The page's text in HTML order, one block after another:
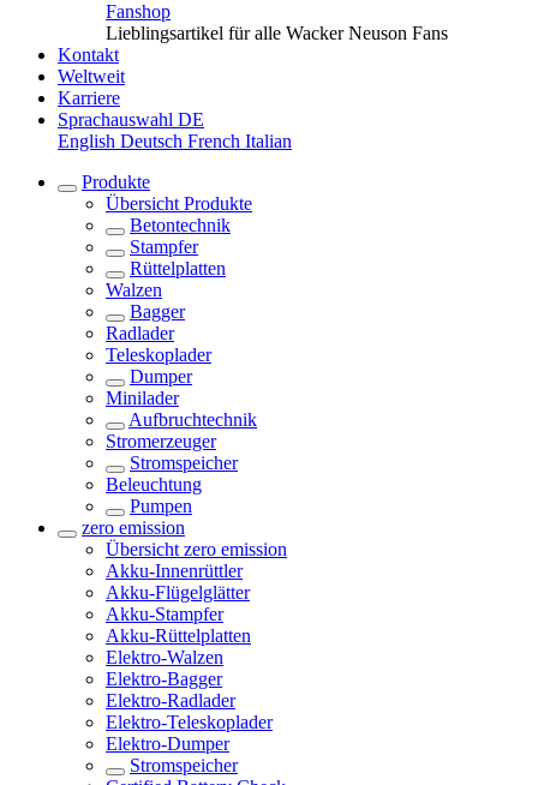
Fanshop
Lieblingsartikel für alle Wacker Neuson Fans
Kontakt
Weltweit
Karriere
Sprachauswahl DE
English Deutsch French Italian
Produkte
Übersicht Produkte
Betontechnik
Stampfer
Rüttelplatten
Walzen
Bagger
Radlader
Teleskoplader
Dumper
Minilader
Aufbruchtechnik
Stromerzeuger
Stromspeicher
Beleuchtung
Pumpen
zero emission
Übersicht zero emission
Akku-Innenrüttler
Akku-Flügelglätter
Akku-Stampfer
Akku-Rüttelplatten
Elektro-Walzen
Elektro-Bagger
Elektro-Radlader
Elektro-Teleskoplader
Elektro-Dumper
Stromspeicher